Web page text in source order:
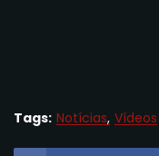
Tags: Notícias Vídeos